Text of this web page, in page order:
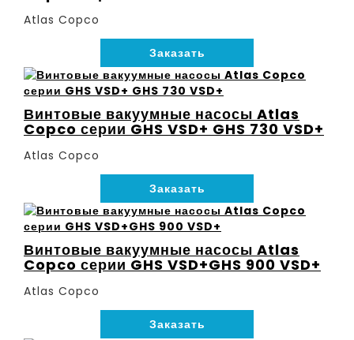
Atlas Copco
Заказать
Винтовые вакуумные насосы Atlas
Copco серии GHS VSD+ GHS 730 VSD+
Atlas Copco
Заказать
Винтовые вакуумные насосы Atlas
Copco серии GHS VSD+GHS 900 VSD+
Atlas Copco
Заказать